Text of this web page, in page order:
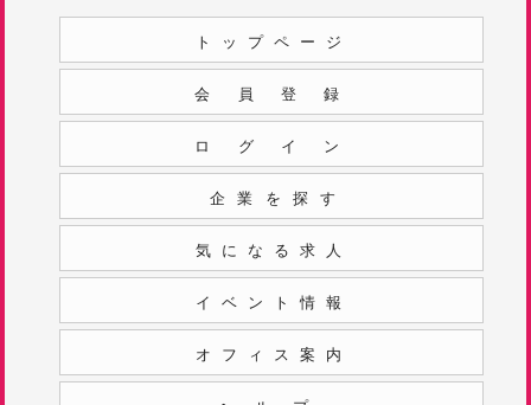
トップページ
会員登録
ログイン
企業を探す
気になる求人
イベント情報
オフィス案内